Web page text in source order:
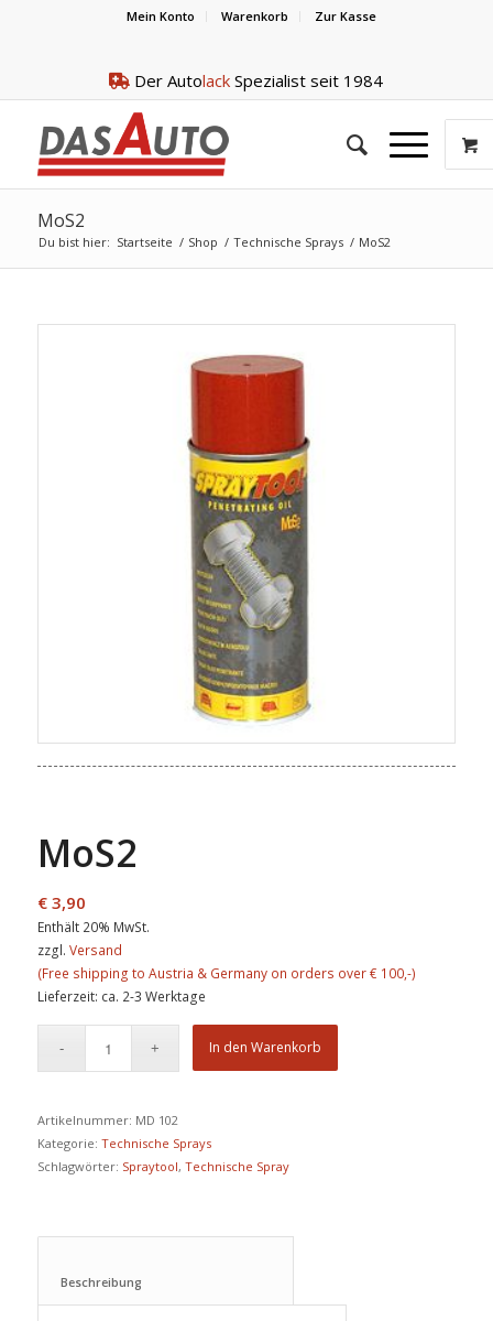
Mein Konto Warenkorb Zur Kasse
Der Autolack Spezialist seit 1984
MoS2
Du bist hier: Startseite / Shop / Technische Sprays / MoS2
MoS2
€3,90
Enthält 20% MwSt.
zzgl. Versand
Lieferzeit: ca. 2-3 Werktage
In den Warenkorb
Artikelnummer: MD 102
Kategorie: Technische Sprays
Schlagwörter: Spraytool, Technische Spray